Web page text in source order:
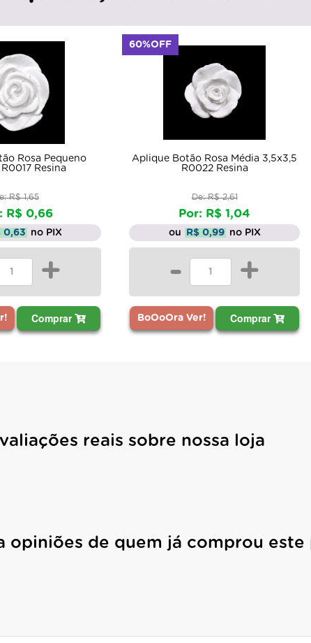
Rosa Pequeno
Resina
R$ 1,65
R$ 0,66
0,63 no PIX
+
Comprar
Aplique Botão Rosa Média 3,5x3,5
R0022 Resina
De: R$ 2,61
Por: R$ 1,04
ou R$ 0,99 no PIX
- +
BoOoOra Ver! Comprar
60%OFF
reais sobre nossa loja
opiniões de quem já comprou